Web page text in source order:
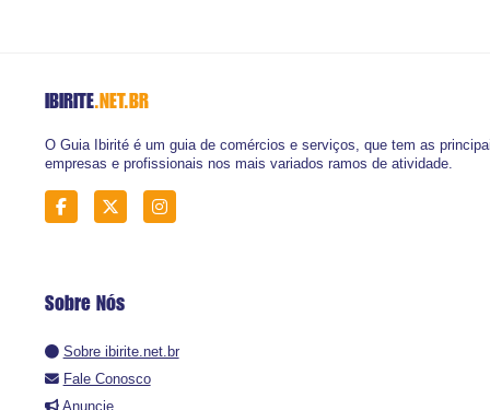
IBIRITE.NET.BR
O Guia Ibirité é um guia de comércios e serviços, que tem as
empresas e profissionais nos mais variados ramos de atividade.
Sobre Nós
Sobre ibirite.net.br
Fale Conosco
Anuncie